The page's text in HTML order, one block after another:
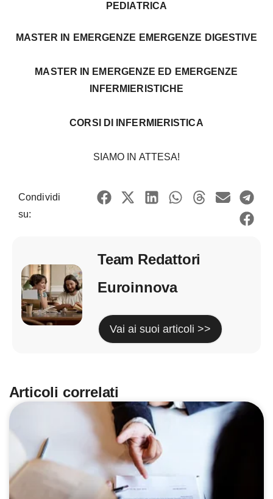
PEDIATRICA
MASTER IN EMERGENZE EMERGENZE DIGESTIVE
MASTER IN EMERGENZE ED EMERGENZE
INFERMIERISTICHE
CORSI DI INFERMIERISTICA
SIAMO IN ATTESA!
Condividi
su:
Team Redattori
Euroinnova
Vai ai suoi articoli >>
Articoli correlati